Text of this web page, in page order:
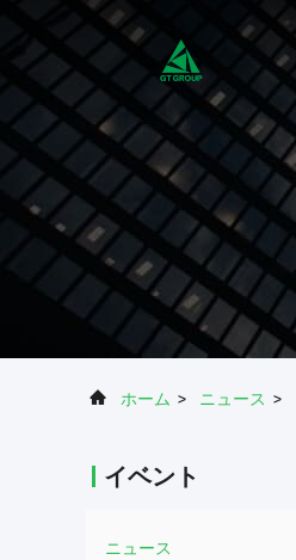
ホーム > ニュース >
イベント
ニュース